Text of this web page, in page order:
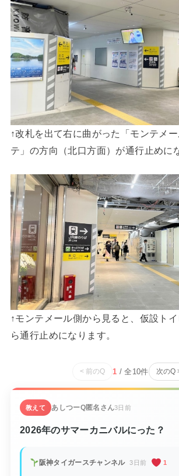
↑改札を出て右に曲がった「モンテメ
テ」の方向（北口方面）が通行止めに
↑モンテメール側から見ると、仮設ト
ら通行止めになります。
< 前のQ 1 / 全 10件 次のQ
教えて あしつーQ匿名さん3日前
2026年のサマーカニバルにった？
阪神タイガースチャンネル 3日前 1